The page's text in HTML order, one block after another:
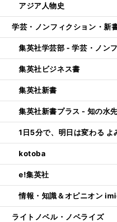
アジア人物史
学芸・ノンフィクション・新
集英社学芸部 - 学芸・ノン
集英社ビジネス書
集英社新書
集英社新書プラス - 知の水
1日5分で、明日は変わる
kotoba
e!集英社
情報・知識＆オピニオン
ライトノベル・ノベライズ